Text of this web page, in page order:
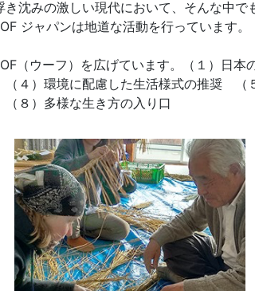
沈みの激しい現代において、そんな中
ジャパンは地道な活動を行っています。
（ウーフ）を広げています。（１）日
４）環境に配慮した生活様式の推奨 （
８）多様な生き方の入り口